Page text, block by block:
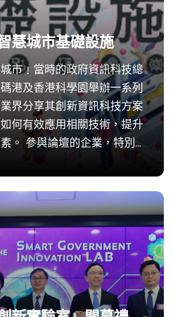
慧城市基礎設施
市﹗當時的政府資訊科技總
港及香港科學園舉辦一系列
界分享其創新資訊科技方案
何有效應用相關技術，提升
。 參與論壇的企業，特別是
，就合適的範疇向智慧政府